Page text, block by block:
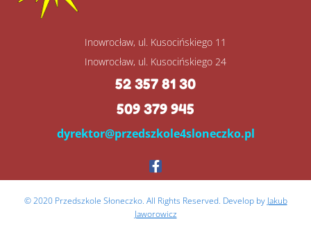
Inowrocław, ul. Kusocińskiego 11
Inowrocław, ul. Kusocińskiego 24
52 357 81 30
509 379 945
dyrektor@przedszkole4sloneczko.pl
© 2020 Przedszkole Słoneczko. All Rights Reserved. Develop by Jakub
Jaworowicz